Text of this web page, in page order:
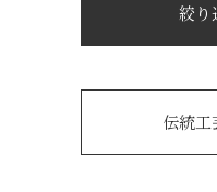
絞り
伝統工